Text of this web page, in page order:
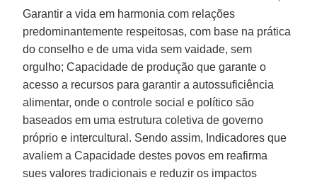
Garantir a vida em harmonia com relações
predominantemente respeitosas, com base na prática
do conselho e de uma vida sem vaidade, sem
orgulho; Capacidade de produção que garante o
acesso a recursos para garantir a autossuficiência
alimentar, onde o controle social e político são
baseados em uma estrutura coletiva de governo
próprio e intercultural. Sendo assim, Indicadores que
avaliem a Capacidade destes povos em reafirma
sues valores tradicionais e reduzir os impactos